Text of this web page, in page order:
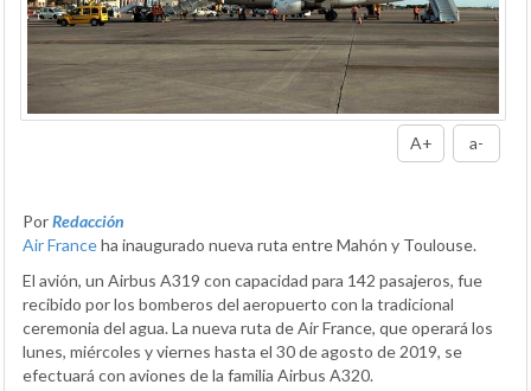
A+ a-
PorRedacción
Air Franceha inaugurado nueva ruta entre Mahón y Toulouse.
El avión, un Airbus A319 con capacidad para 142 pasajeros, fue
recibido por los bomberos del aeropuerto con la tradicional
ceremonia del agua. La nueva ruta de Air France, que operará los
lunes, miércoles y viernes hasta el 30 de agosto de 2019, se
efectuará con aviones de la familia Airbus A320.